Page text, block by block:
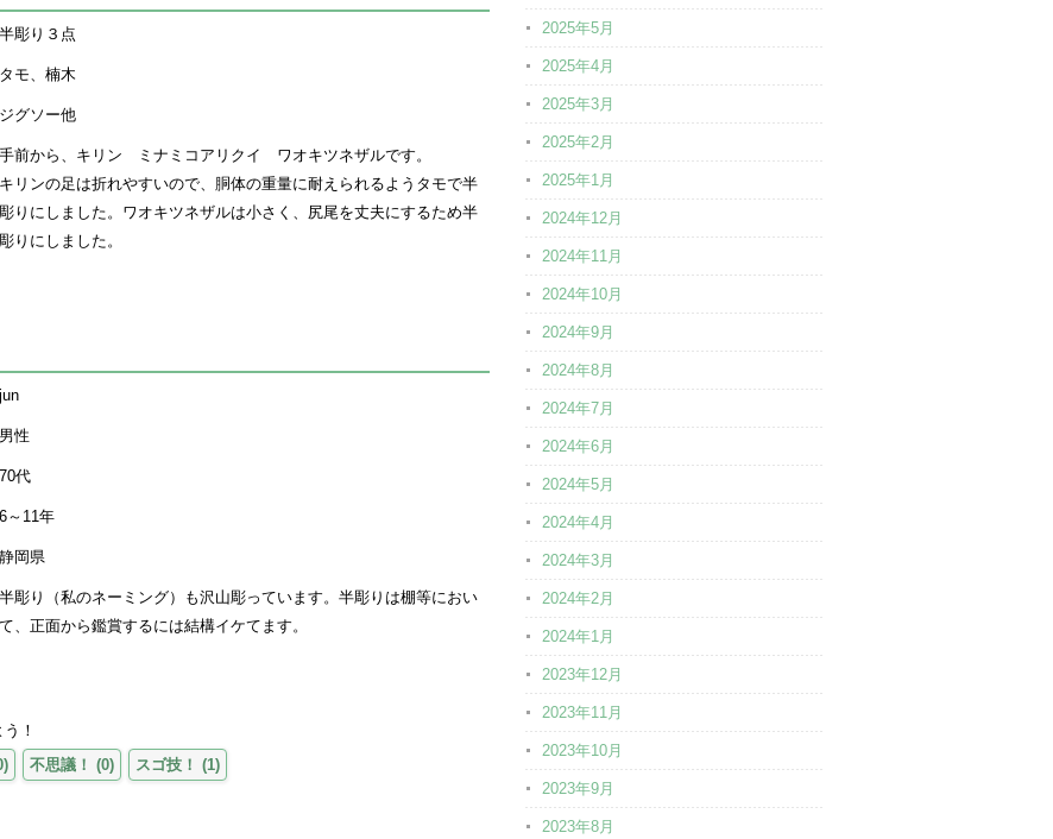
半彫り３点
タモ、楠木
ジグソー他
手前から、キリン ミナミコアリクイ ワオキツネザルです。
キリンの足は折れやすいので、胴体の重量に耐えられるようタモで半
彫りにしました。ワオキツネザルは小さく、尻尾を丈夫にするため半
彫りにしました。
jun
男性
70代
6～11年
静岡県
半彫り（私のネーミング）も沢山彫っています。半彫りは棚等におい
て、正面から鑑賞するには結構イケてます。
！
) 不思議！ (0) スゴ技！ (1)
2025年5月
2025年4月
2025年3月
2025年2月
2025年1月
2024年12月
2024年11月
2024年10月
2024年9月
2024年8月
2024年7月
2024年6月
2024年5月
2024年4月
2024年3月
2024年2月
2024年1月
2023年12月
2023年11月
2023年10月
2023年9月
2023年8月